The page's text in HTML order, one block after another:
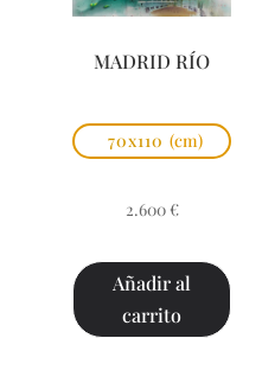
MADRID RÍO
70x110 (cm)
2.600 €
Añadir al
carrito